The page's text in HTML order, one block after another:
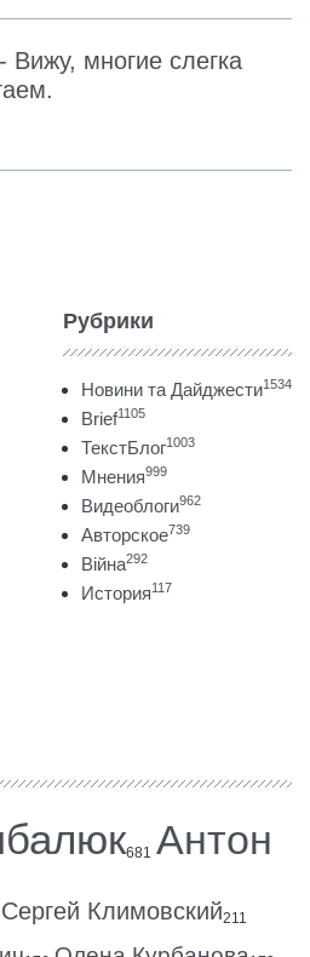
Вижу, многие слегка
Рубрики
Новини та Дайджести1534
Brief1105
ТекстБлог1003
Мнения999
Видеоблоги962
Авторское739
Війна292
История117
681 Антон
Сергей Климовский211